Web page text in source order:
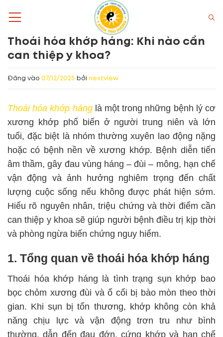
qua
dung
Thoái hóa khớp háng: Khi nào cần
can thiệp y khoa?
Đăng vào 07/12/2025 bởi nextview
Thoái hóa khớp hánglà một trong những bệnh lý cơ
xương khớp phổ biến ở người trung niên và lớn
tuổi, đặc biệt là nhóm thường xuyên lao động nặng
hoặc có bệnh nền về xương khớp. Bệnh diễn tiến
âm thầm, gây đau vùng háng – đùi – mông, hạn chế
vận động và ảnh hưởng nghiêm trọng đến chất
lượng cuộc sống nếu không được phát hiện sớm.
Hiểu rõ nguyên nhân, triệu chứng và thời điểm cần
can thiệp y khoa sẽ giúp người bệnh điều trị kịp thời
và phòng ngừa biến chứng nguy hiểm.
1. Tổng quan về thoái hóa khớp háng
Thoái hóa khớp háng là tình trạng sụn khớp bao
bọc chỏm xương đùi và ổ cối bị bào mòn theo thời
gian. Khi sụn bị tổn thương, khớp không còn khả
năng chịu lực và vận động trơn tru như bình
thường, dẫn đến đau đớn, cứng khớp và hạn chế